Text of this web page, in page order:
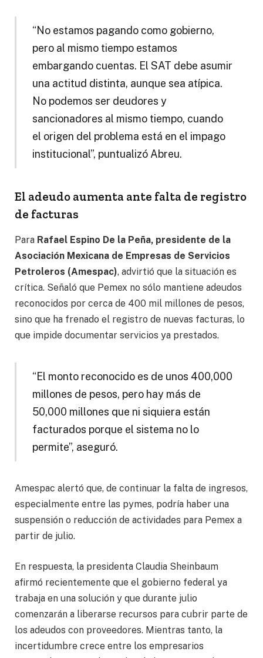
“No estamos pagando como gobierno,
pero al mismo tiempo estamos
embargando cuentas. El SAT debe asumir
una actitud distinta, aunque sea atípica.
No podemos ser deudores y
sancionadores al mismo tiempo, cuando
el origen del problema está en el impago
institucional”, puntualizó Abreu.
El adeudo aumenta ante falta de registro
de facturas
Para Rafael Espino De la Peña, presidente de la
Asociación Mexicana de Empresas de Servicios
Petroleros (Amespac), advirtió que la situación es
crítica. Señaló que Pemex no sólo mantiene adeudos
reconocidos por cerca de 400 mil millones de pesos,
sino que ha frenado el registro de nuevas facturas, lo
que impide documentar servicios ya prestados.
“El monto reconocido es de unos 400,000
millones de pesos, pero hay más de
50,000 millones que ni siquiera están
facturados porque el sistema no lo
permite”, aseguró.
Amespac alertó que, de continuar la falta de ingresos,
especialmente entre las pymes, podría haber una
suspensión o reducción de actividades para Pemex a
partir de julio.
En respuesta, la presidenta Claudia Sheinbaum
afirmó recientemente que el gobierno federal ya
trabaja en una solución y que durante julio
comenzarán a liberarse recursos para cubrir parte de
los adeudos con proveedores. Mientras tanto, la
incertidumbre crece entre los empresarios